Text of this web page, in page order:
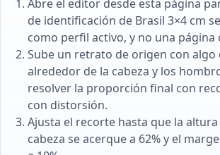
Abre el editor desde esta página
de identificación de Brasil 3×4 cm
como perfil activo, y no una página
Sube un retrato de origen con algo
alrededor de la cabeza y los
resolver la proporción final con
con distorsión.
Ajusta el recorte hasta que la altura
cabeza se acerque a 62% y el